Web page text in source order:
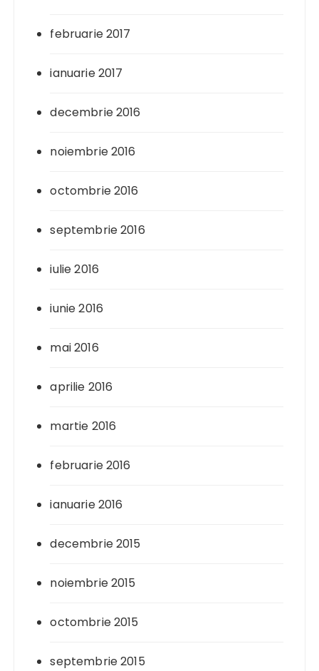
februarie 2017
ianuarie 2017
decembrie 2016
noiembrie 2016
octombrie 2016
septembrie 2016
iulie 2016
iunie 2016
mai 2016
aprilie 2016
martie 2016
februarie 2016
ianuarie 2016
decembrie 2015
noiembrie 2015
octombrie 2015
septembrie 2015